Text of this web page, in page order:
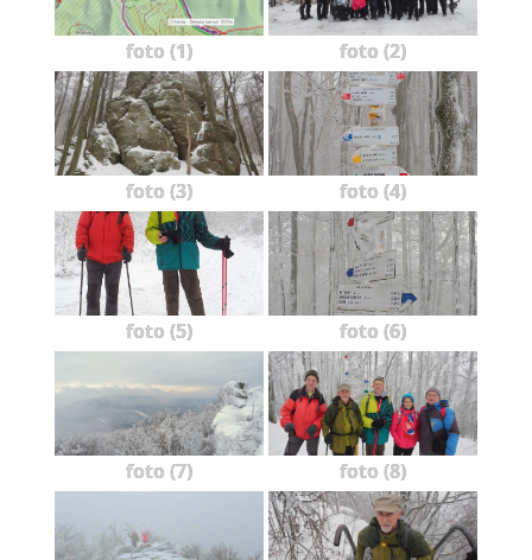
foto (1) foto (2)
foto (3) foto (4)
foto (5) foto (6)
foto (7) foto (8)